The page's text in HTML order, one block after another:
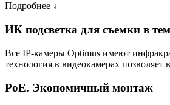
Подробнее ↓
ИК подсветка для съемки в
Все IP-камеры Optimus имеют
технология в видеокамерах
PoE. Экономичный монтаж